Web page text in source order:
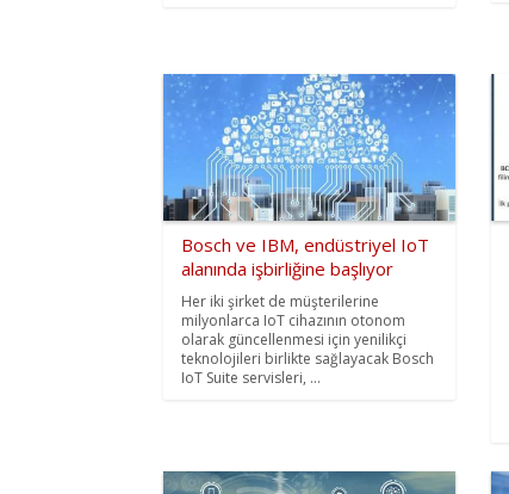
Bosch ve IBM, endüstriyel IoT
alanında işbirliğine başlıyor
Her iki şirket de müşterilerine
milyonlarca IoT cihazının otonom
olarak güncellenmesi için yenilikçi
teknolojileri birlikte sağlayacak Bosch
IoT Suite servisleri, ...